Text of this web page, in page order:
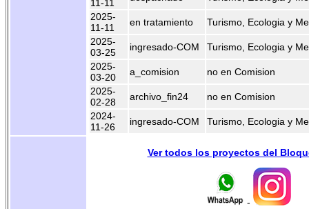
11-11
2025-
11-11
en tratamiento
Turismo, Ecologia y
2025-
03-25
ingresado-COM
Turismo, Ecologia y
2025-
03-20
a_comision
no en Comision
2025-
02-28
archivo_fin24
no en Comision
2024-
11-26
ingresado-COM Turismo, Ecologia y
Ver todos los proyectos del
-